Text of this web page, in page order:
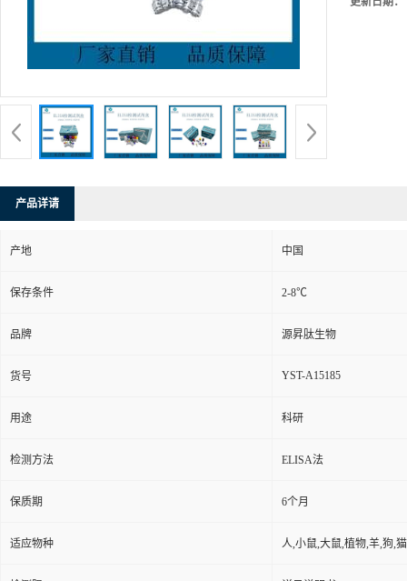
产品详请
产地 中国
保存条件 2-8℃
品牌 源昇肽生物
货号 YST-A15185
用途 科研
检测方法 ELISA法
保质期 6个月
适应物种 人,小鼠,大鼠,植物,羊,狗,